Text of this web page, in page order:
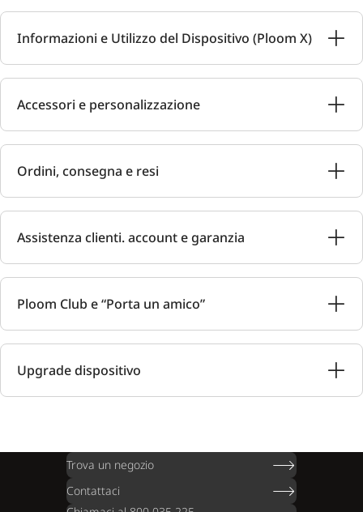
Informazioni e Utilizzo del Dispositivo (Ploom X)
Accessori e personalizzazione
Ordini, consegna e resi
Assistenza clienti. account e garanzia
Ploom Club e “Porta un amico”
Upgrade dispositivo
Trova un negozio
Contattaci